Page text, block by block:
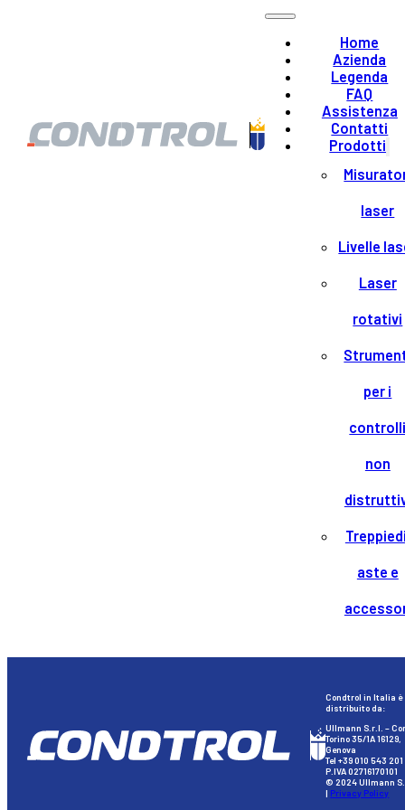
Home
Azienda
Legenda
FAQ
Assistenza
Contatti
Prodotti
laser
Livelle
Laser
rotativi
per i
non
aste e
Condtrol in Italia è
distribuito da:
Ullmann S.r.l. –
Torino 35/1A 16129,
Genova
Tel +39 010 543 201
P.IVA 02716170101
© 2024 Ullmann
| Privacy Policy